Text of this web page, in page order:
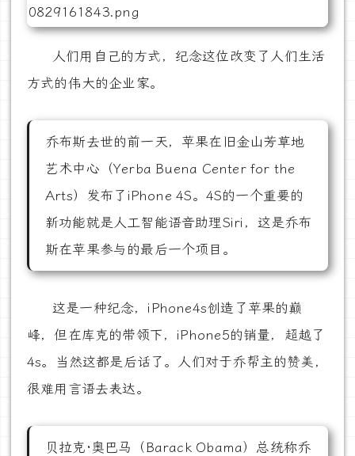
人们用自己的方式，纪念这位改变了人们生活
方式的伟大的企业家。
乔布斯去世的前一天，苹果在旧金山芳草地
艺术中心（Yerba Buena Center for the
Arts）发布了iPhone 4S。4S的一个重要的
新功能就是人工智能语音助理Siri，这是乔布
斯在苹果参与的最后一个项目。
这是一种纪念，iPhone4s创造了苹果的巅
峰，但在库克的带领下，iPhone5的销量，超越了
4s。当然这都是后话了。人们对于乔帮主的赞美，
很难用言语去表达。
贝拉克·奥巴马（Barack Obama）总统称乔